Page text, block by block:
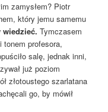
zamysłem? Piotr
który jemu samemu
Tymczasem
tonem profesora,
salę, jednak inni,
już poziom
złotoustego szarlatana
go, by mówił